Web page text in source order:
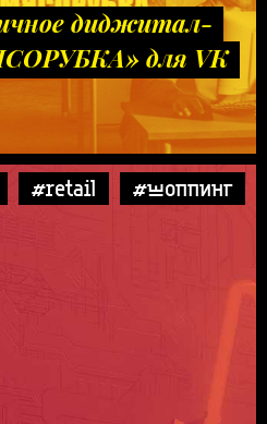
диджитал-
для VK
#retail #шоппинг